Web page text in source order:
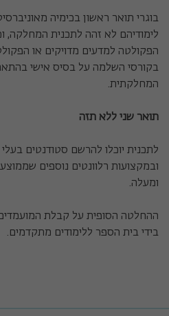
בוגרי תואר ראשון בכימיה
לימודיהם לא זהה לתכנית המחלקה,
הפקולטה למדעים מדויקים או
בקורסי השלמה על בסיס אישי
המחלקתית.
תואר שני ללא תזה
ל
ומעלה.
ההחלטה הסופית על קבלת
בידי בית הספר ללימודים מתקדמים.